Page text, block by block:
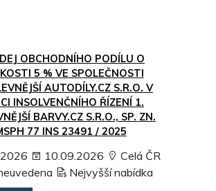
OBCHODNÍHO PODÍLU O
5 % VE SPOLEČNOSTI
AUTODÍLY.CZ S.R.O. V
INSOLVENČNÍHO ŘÍZENÍ 1.
BARVY.CZ S.R.O., SP. ZN.
77 INS 23491 / 2025
10.09.2026
Celá ČR
Nejvyšší nabídka